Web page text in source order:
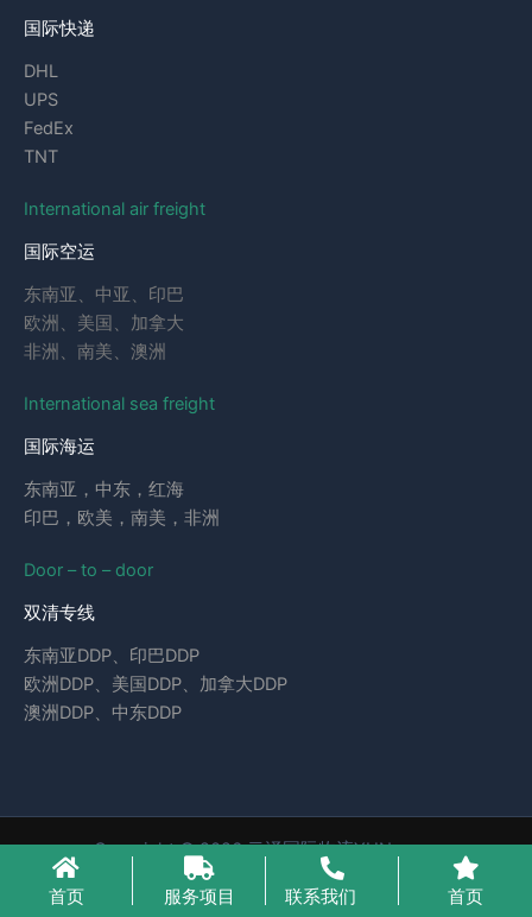
国际快递
DHL
UPS
FedEx
TNT
International air freight
国际空运
东南亚、中亚、印巴
欧洲、美国、加拿大
非洲、南美、澳洲
International sea freight
国际海运
东南亚，中东，红海
印巴，欧美，南美，非洲
Door – to – door
双清专线
东南亚DDP、印巴DDP
欧洲DDP、美国DDP、加拿大DDP
澳洲DDP、中东DDP
Copyright © 2026 云泽国际物流YUNcargo
粤ICP备2023046221号-1
首页 服务项目 联系我们 首页